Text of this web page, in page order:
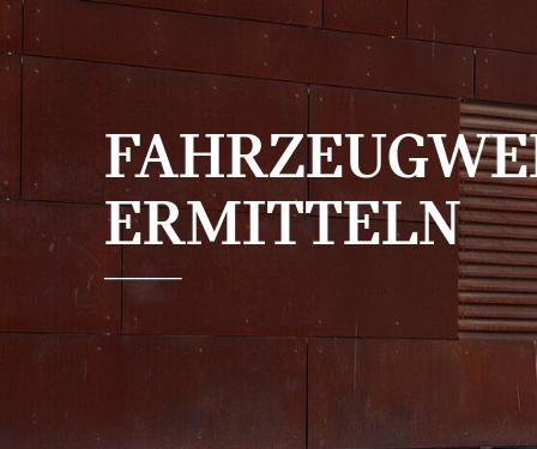
Zum Hauptinhalt springen
ERMITTELN